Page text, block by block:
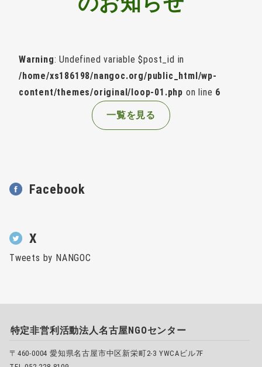
Warning: Undefined variable $post_id in
/home/xs186198/nangoc.org/public_html/wp-
content/themes/original/loop-01.php on line 6
一覧を見る
Facebook
X
Tweets by NANGOC
特定非営利活動法人名古屋NGOセンター
〒460-0004 愛知県名古屋市中区新栄町2-3 YWCAビル7F